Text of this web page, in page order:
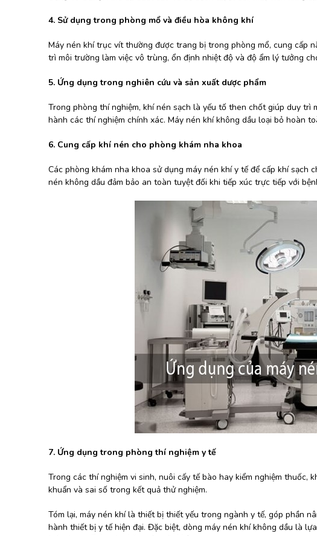
4. Sử dụng trong phòng mổ và điều hòa không khí
Máy nén khí trục vít thường được trang bị trong phòng mổ, cung cấp
trì môi trường làm việc vô trùng, ổn định nhiệt độ và độ ẩm lý tưởng
5. Ứng dụng trong nghiên cứu và sản xuất dược phẩm
Trong phòng thí nghiệm, khí nén sạch là yếu tố then chốt giúp duy
hành các thí nghiệm chính xác. Máy nén khí không dầu loại bỏ hoàn
6. Cung cấp khí nén cho phòng khám nha khoa
Các phòng khám nha khoa sử dụng máy nén khí y tế để cấp khí
nén không dầu đảm bảo an toàn tuyệt đối khi tiếp xúc trực tiếp với
7. Ứng dụng trong phòng thí nghiệm y tế
Trong các thí nghiệm vi sinh, nuôi cấy tế bào hay kiểm nghiệm
khuẩn và sai số trong kết quả thử nghiệm.
Tóm lại, máy nén khí là thiết bị thiết yếu trong ngành y tế, góp phần
hành thiết bị y tế hiện đại. Đặc biệt, dòng máy nén khí không dầu là